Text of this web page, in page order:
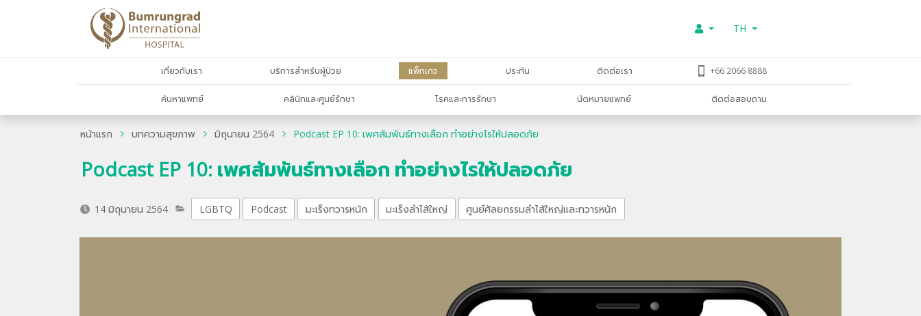
TH
เกี่ยวกับเรา บริการสำหรับผู้ป่วย แพ็กเกจ ประกัน ติดต่อเรา +66 2066 8888
ค้นหาแพทย์ คลินิกและศูนย์รักษา โรคและการรักษา นัดหมายแพทย์ ติดต่อสอบถาม
หน้าแรก บทความสุขภาพ มิถุนายน 2564 Podcast EP 10: เพศสัมพันธ์ทางเลือก ทำอย่างไรให้ปลอดภัย
Podcast EP 10: เพศสัมพันธ์ทางเลือก ทำอย่างไรให้ปลอดภัย
14 มิถุนายน 2564 LGBTQ Podcast มะเร็งทวารหนัก มะเร็งลำไส้ใหญ่ ศูนย์ศัลยกรรมลำไส้ใหญ่และทวารหนัก